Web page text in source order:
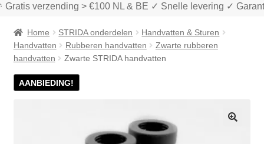
Winkel
verzending > €100 NL & BE ✓ Snelle levering ✓
Home STRIDA onderdelen
Handvatten & Sturen
Handvatten
Rubberen handvatten
Zwarte rubberen
handvatten
Zwarte STRIDA handvatten
AANBIEDING!